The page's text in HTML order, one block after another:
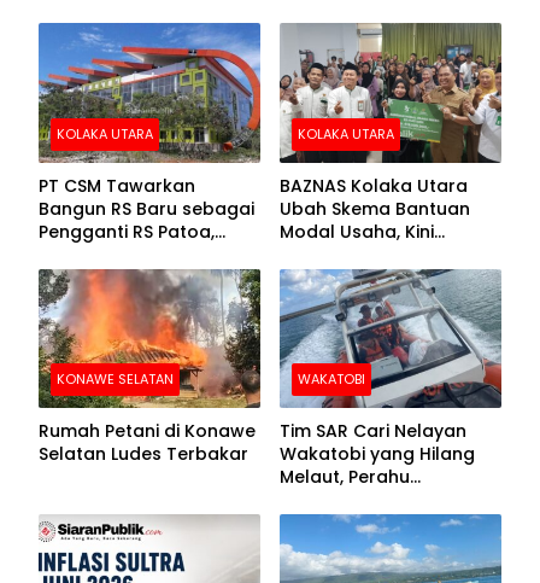
KOLAKA UTARA
PT CSM Tawarkan
Bangun RS Baru sebagai
Pengganti RS Patoa,
Kolut
KOLAKA UTARA
BAZNAS Kolaka Utara
Ubah Skema Bantuan
Modal Usaha, Kini
Barang Senilai Rp419,5
Juta
KONAWE SELATAN
Rumah Petani di Konawe
Selatan Ludes Terbakar
WAKATOBI
Tim SAR Cari Nelayan
Wakatobi yang Hilang
Melaut, Perahu
Kemasukan Air